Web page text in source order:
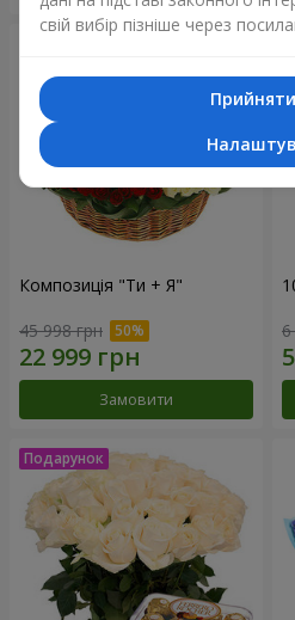
Композиція "Ти + Я"
45 998 грн
Замовити
6
свій вибір пізніше через
Прийняти